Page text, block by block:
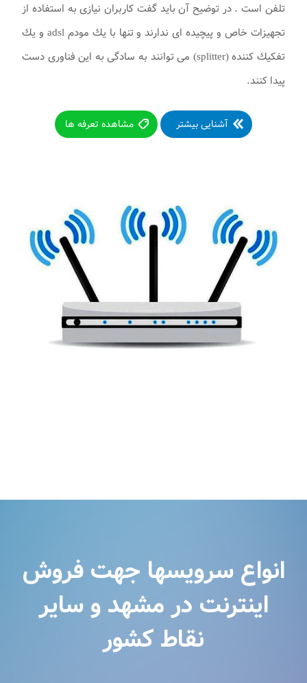
تلفن است . در توضيح آن بايد گفت كاربران نيازی به استفاده از
تجهيزات خاص و پيچيده ای ندارند و تنها با يك مودم adsl و يك
تفكيك كننده (splitter) می توانند به سادگی به اين فناوری دست
پيدا كنند.
آشنایی بیشتر مشاهده تعرفه ها
انواع سرویسها جهت فروش
اینترنت در مشهد و سایر
نقاط کشور